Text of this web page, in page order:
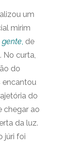
um
mirim
gente, de
No curta,
do
encantou
do
chegar ao
da luz.
júri foi